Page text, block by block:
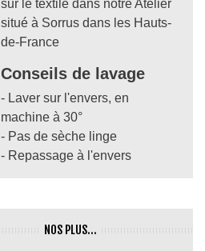
sur le textile dans notre Atelier
situé à Sorrus dans les Hauts-
de-France
Conseils de lavage
- Laver sur l'envers, en
machine à 30°
- Pas de sèche linge
- Repassage à l'envers
NOS PLUS...